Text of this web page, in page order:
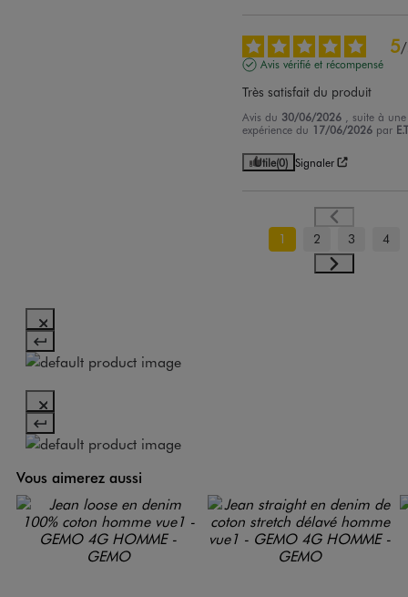
5/
Avis vérifié et récompensé
Très satisfait du produit
Avis du 30/06/2026
, suite à une
expérience du 17/06/2026 par
Utile(0) Signaler
1 2 3 4
Vous aimerez aussi